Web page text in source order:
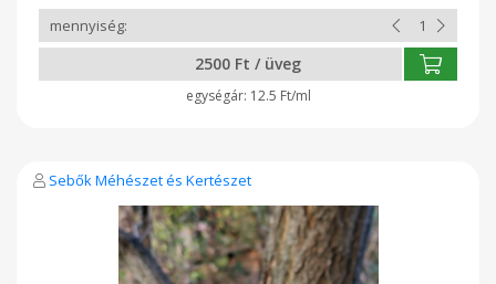
különösen ajánljuk mindazoknak, akik szeretnének
odafigyelni az egészségükre természetes módon. Sebők
méhészet és kertészet
2500 Ft / üveg
12.5 Ft/ml
Sebők Méhészet és Kertészet